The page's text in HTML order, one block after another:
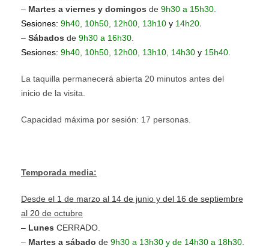
– Martes a viernes y domingos de 9h30 a 15h30
Sesiones: 9h40, 10h50, 12h00, 13h10 y 14h20.
– Sábados de 9h30 a 16h30
Sesiones: 9h40, 10h50, 12h00, 13h10, 14h30 y 15h40
La taquilla permanecerá abierta 20 minutos antes del
inicio de la visita.
Capacidad máxima por sesión: 17 personas.
Temporada media:
Desde el 1 de marzo al 14 de junio y del 16 de septiembre
al 20 de octubre
– Lunes CERRADO.
– Martes a sábado de 9h30 a 13h30 y de 14h30 a 18h30